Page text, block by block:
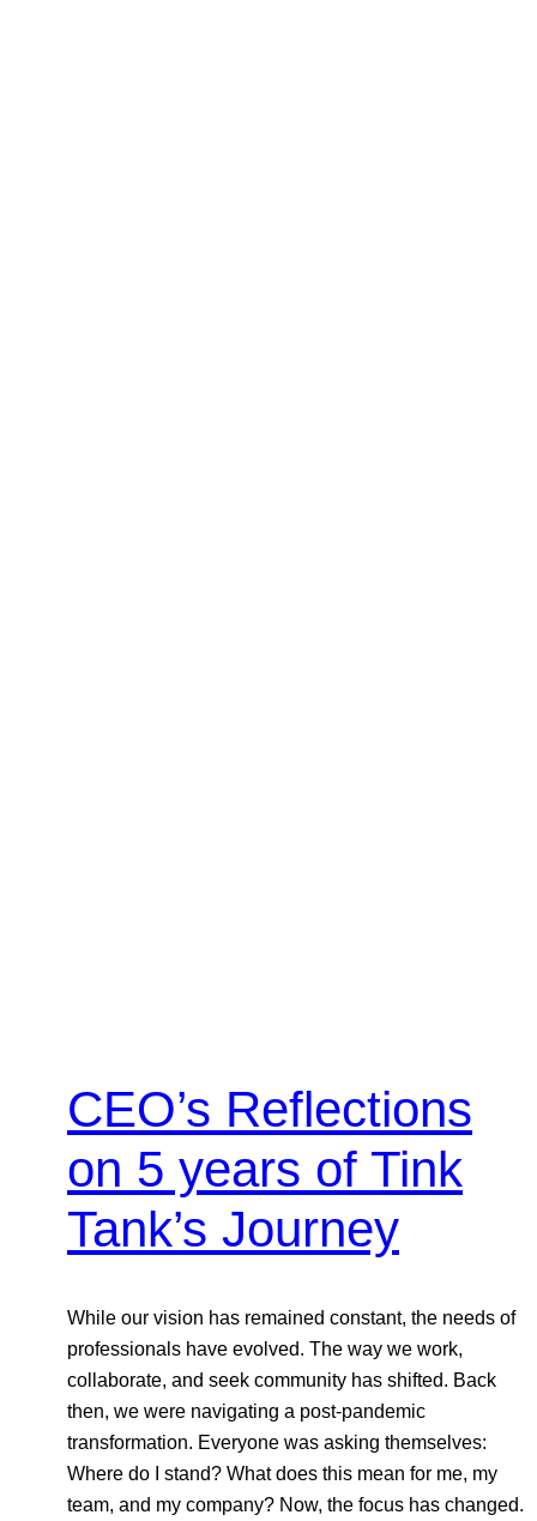
CEO’s Reflections
on 5 years of Tink
Tank’s Journey
While our vision has remained constant, the needs of
professionals have evolved. The way we work,
collaborate, and seek community has shifted. Back
then, we were navigating a post-pandemic
transformation. Everyone was asking themselves:
Where do I stand? What does this mean for me, my
team, and my company? Now, the focus has changed.